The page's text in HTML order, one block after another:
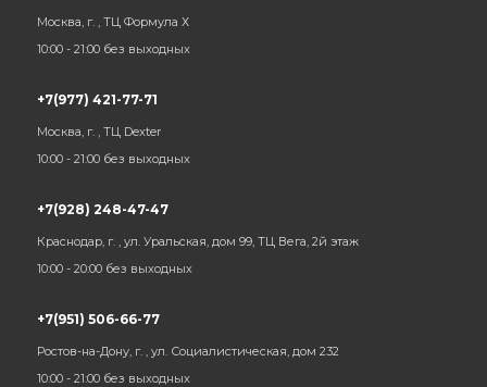
Москва, г. , ТЦ Формула Х
10:00 - 21:00 без выходных
+7(977) 421-77-71
Москва, г. , ТЦ Dexter
10:00 - 21:00 без выходных
+7(928) 248-47-47
Краснодар, г. , ул. Уральская, дом 99, ТЦ Вега, 2й этаж
10:00 - 20:00 без выходных
+7(951) 506-66-77
Ростов-на-Дону, г. , ул. Социалистическая, дом 232
10:00 - 21:00 без выходных